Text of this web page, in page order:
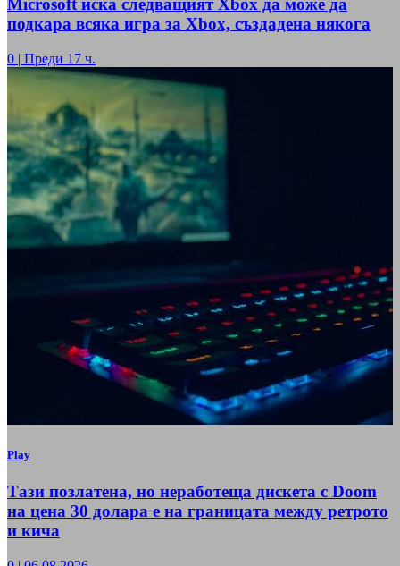
Microsoft иска следващият Xbox да може да
подкара всяка игра за Xbox, създадена някога
0 | Преди 17 ч.
Play
Тази позлатена, но неработеща дискета с Doom
на цена 30 долара е на границата между ретрото
и кича